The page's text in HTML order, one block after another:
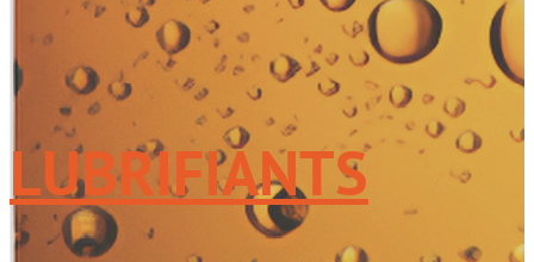
LUBRIFIANTS